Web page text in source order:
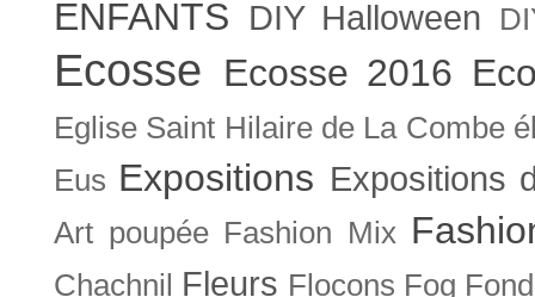
ENFANTS DIY Halloween
Ecosse Ecosse 2016
Eglise Saint Hilaire de La Combe
Eus Expositions Expositions
Art poupée Fashion Mix
Chachnil Fleurs Flocons Fog